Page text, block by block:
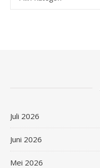
Juli 2026
Juni 2026
Mei 2026